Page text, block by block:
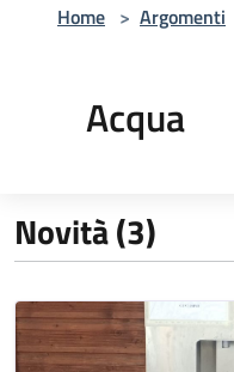
Home > Argomenti
Acqua
Novità (3)